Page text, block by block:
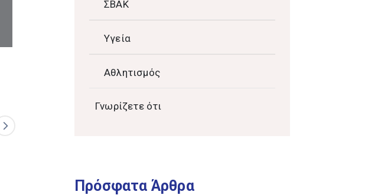
ΣΒΑΚ
Υγεία
Αθλητισμός
Γνωρίζετε ότι
Πρόσφατα Άρθρα